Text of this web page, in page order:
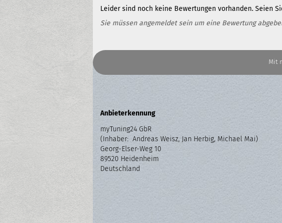
Leider sind noch keine Bewertungen vorhanden. Seien
Sie müssen angemeldet sein um eine Bewertung
Mit
Anbieterkennung
myTuning24 GbR
(Inhaber: Andreas Weisz, Jan Herbig, Michael Mai)
Georg-Elser-Weg 10
89520 Heidenheim
Deutschland